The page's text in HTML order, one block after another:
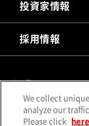
投資家情報
採用情報
公式SNS
X（旧Twitter）
We collect
analyze our
Please click
here